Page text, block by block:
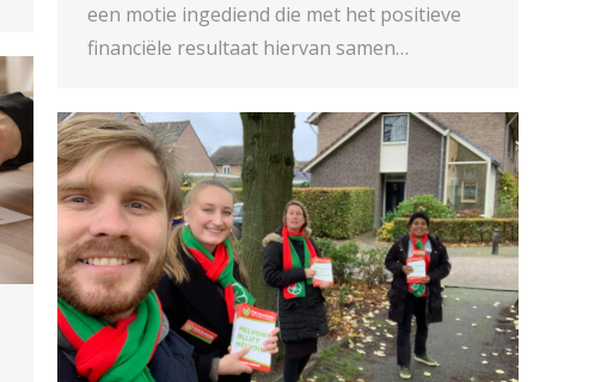
een motie ingediend die met het positieve
financiële resultaat hiervan samen…